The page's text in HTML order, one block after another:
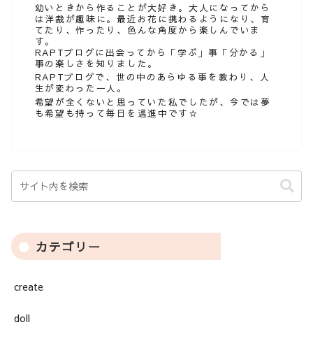
幼いときから作ることが大好き。大人になってから
は洋裁が趣味に。最近お花に携わるようになり、育
てたり、作ったり、色んな角度から楽しんでいま
す。
RAPTブログに出会ってから「学ぶ」事「分かる」
事の楽しさを知りました。
RAPTブログで、世の中のあらゆる事を教わり、人
生が変わった一人。
希望が全くないと思っていた私でしたが、今では夢
も希望も持って毎日を邁進中です☆
カテゴリー
create
doll